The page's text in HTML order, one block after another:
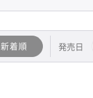
新着順 発売日